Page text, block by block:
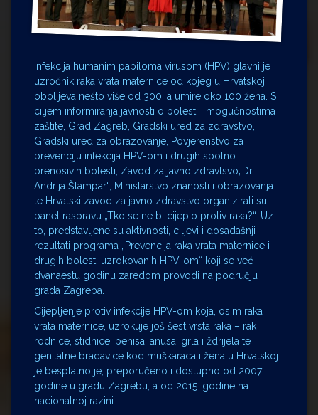
Infekcija humanim papiloma virusom (HPV) glavni je
uzročnik raka vrata maternice od kojeg u Hrvatskoj
obolijeva nešto više od 300, a umire oko 100 žena. S
ciljem informiranja javnosti o bolesti i mogućnostima
zaštite, Grad Zagreb, Gradski ured za zdravstvo,
Gradski ured za obrazovanje, Povjerenstvo za
prevenciju infekcija HPV-om i drugih spolno
prenosivih bolesti, Zavod za javno zdravtsvo„Dr.
Andrija Štampar“, Ministarstvo znanosti i obrazovanja
te Hrvatski zavod za javno zdravstvo organizirali su
panel raspravu „Tko se ne bi cijepio protiv raka?“. Uz
to, predstavljene su aktivnosti, ciljevi i dosadašnji
rezultati programa „Prevencija raka vrata maternice i
drugih bolesti uzrokovanih HPV-om“ koji se već
dvanaestu godinu zaredom provodi na području
grada Zagreba.
Cijepljenje protiv infekcije HPV-om koja, osim raka
vrata maternice, uzrokuje još šest vrsta raka – rak
rodnice, stidnice, penisa, anusa, grla i ždrijela te
genitalne bradavice kod muškaraca i žena u Hrvatskoj
je besplatno je, preporučeno i dostupno od 2007.
godine u gradu Zagrebu, a od 2015. godine na
nacionalnoj razini.